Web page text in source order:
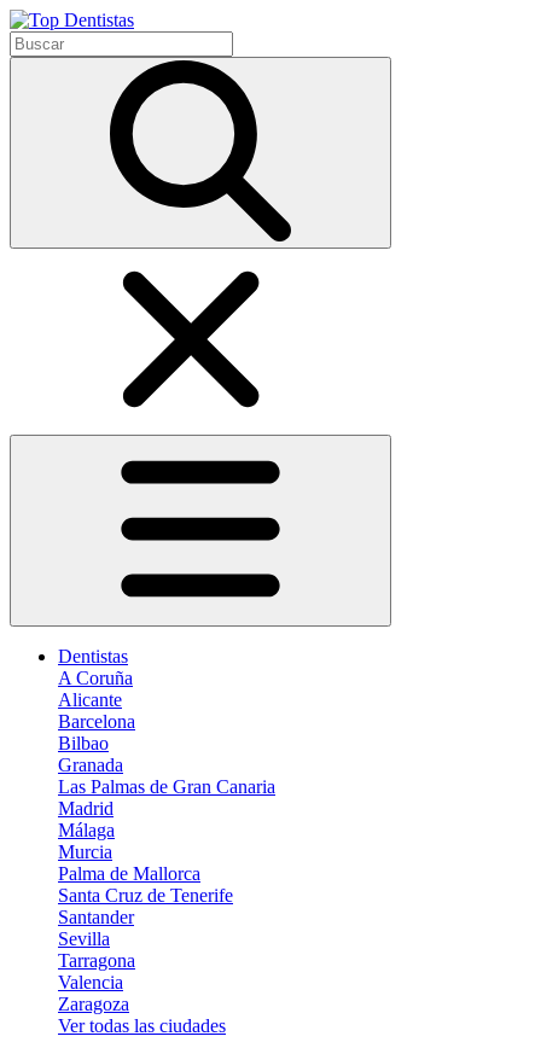
Dentistas
A Coruña
Alicante
Barcelona
Bilbao
Granada
Las Palmas de Gran Canaria
Madrid
Málaga
Murcia
Palma de Mallorca
Santa Cruz de Tenerife
Santander
Sevilla
Tarragona
Valencia
Zaragoza
Ver todas las ciudades